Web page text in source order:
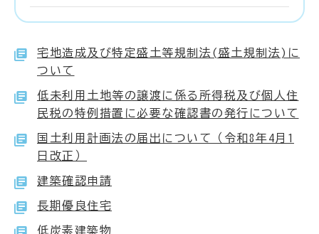
宅地造成及び特定盛土等規制法(盛土規制法)に
ついて
低未利用土地等の譲渡に係る所得税及び個人住
民税の特例措置に必要な確認書の発行について
国土利用計画法の届出について（令和8年4月1
日改正）
建築確認申請
長期優良住宅
低炭素建築物